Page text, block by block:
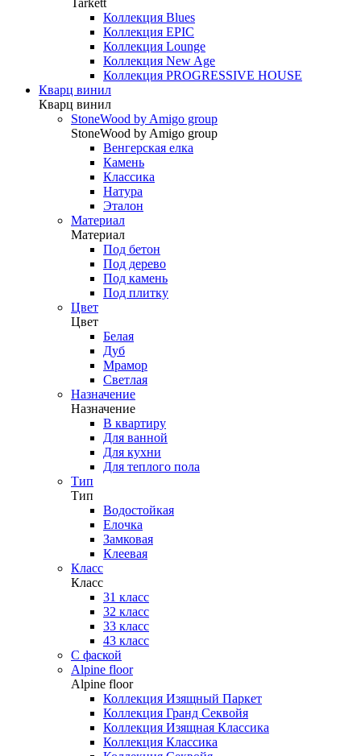
Tarkett
Коллекция Blues
Коллекция EPIC
Коллекция Lounge
Коллекция New Age
Коллекция PROGRESSIVE HOUSE
Кварц винил
Кварц винил
StoneWood by Amigo group
StoneWood by Amigo group
Венгерская елка
Камень
Классика
Натура
Эталон
Материал
Материал
Под бетон
Под дерево
Под камень
Под плитку
Цвет
Цвет
Белая
Дуб
Мрамор
Светлая
Назначение
Назначение
В квартиру
Для ванной
Для кухни
Для теплого пола
Тип
Тип
Водостойкая
Елочка
Замковая
Клеевая
Класс
Класс
31 класс
32 класс
33 класс
43 класс
С фаской
Alpine floor
Alpine floor
Коллекция Изящный Паркет
Коллекция Гранд Секвойя
Коллекция Изящная Классика
Коллекция Классика